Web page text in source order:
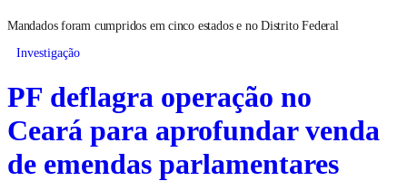
Mandados foram cumpridos em cinco estados e no Distrito Federal
Investigação
PF deflagra operação no
Ceará para aprofundar venda
de emendas parlamentares